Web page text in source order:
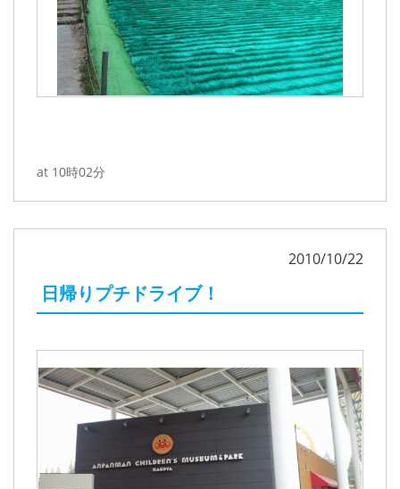
at 10時02分
2010/10/22
日帰りプチドライブ！